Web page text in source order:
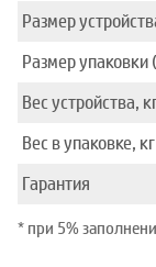
Размер
Размер
Вес устройства,
Вес в упаковке, кг
Гарантия
* при 5%